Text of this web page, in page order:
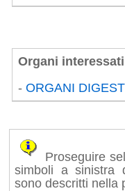
Organi interessati
-ORGANI
Proseguire
simboli a sinistra
sono descritti nella